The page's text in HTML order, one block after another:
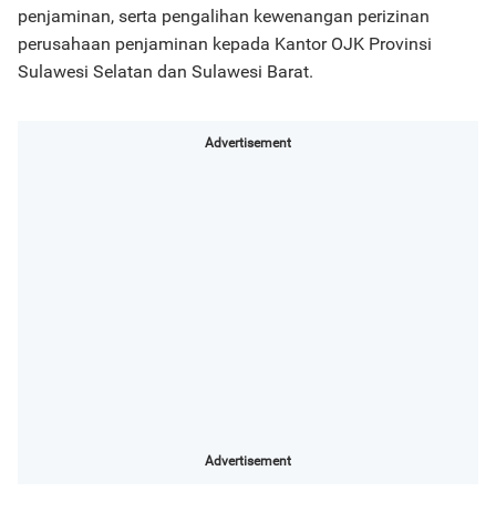
penjaminan, serta pengalihan kewenangan perizinan
perusahaan penjaminan kepada Kantor OJK Provinsi
Sulawesi Selatan dan Sulawesi Barat.
Advertisement
Advertisement